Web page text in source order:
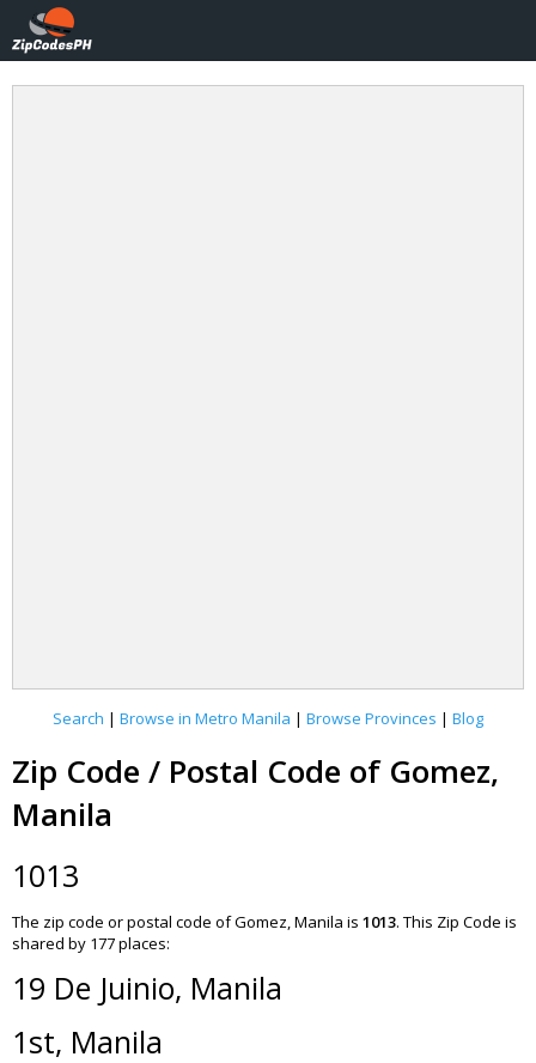
Search | Browse in Metro Manila | Browse Provinces | Blog
Zip Code / Postal Code of Gomez,
Manila
1013
The zip code or postal code of Gomez, Manila is 1013. This Zip Code is
shared by 177 places:
19 De Juinio, Manila
1st, Manila